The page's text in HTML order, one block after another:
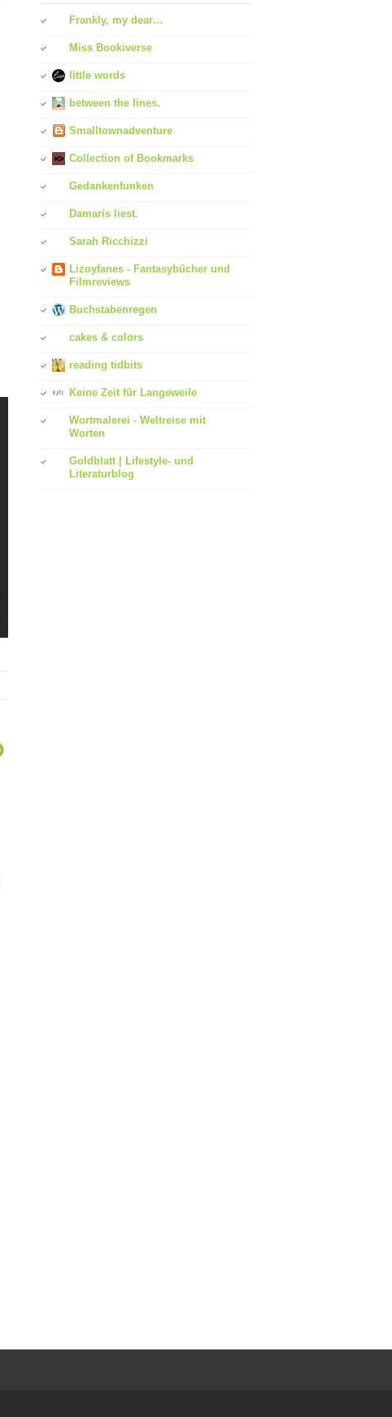
Frankly, my dear…
Miss Bookiverse
little words
between the lines.
Smalltownadventure
Collection of Bookmarks
Gedankenfunken
Damaris liest.
Sarah Ricchizzi
Lizoyfanes - Fantasybücher und
Filmreviews
Buchstabenregen
cakes & colors
reading tidbits
Keine Zeit für Langeweile
Wortmalerei - Weltreise mit
Worten
Goldblatt | Lifestyle- und
Literaturblog